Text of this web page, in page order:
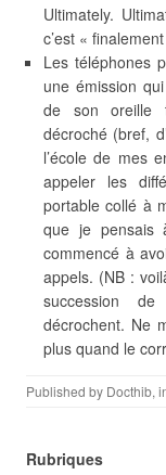
Ultimately.
c’est «
Les téléphones
une émission
de son oreille
décroché (bref,
l’école de mes
appeler les
portable collé à
que je pensais
commencé à
appels. (NB :
succession
décrochent. Ne
plus quand le
Published by Docthib,
Rubriques